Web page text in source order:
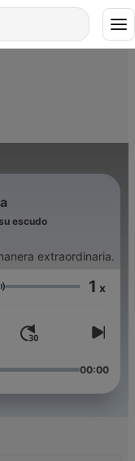
escudo
extraordinaria.
Volumen 1 x
00:00